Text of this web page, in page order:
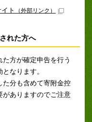
ト （外部リンク）
れた方へ
方が確定申告を行う
なります。
た分も含めて寄附金控
がありますのでご注意